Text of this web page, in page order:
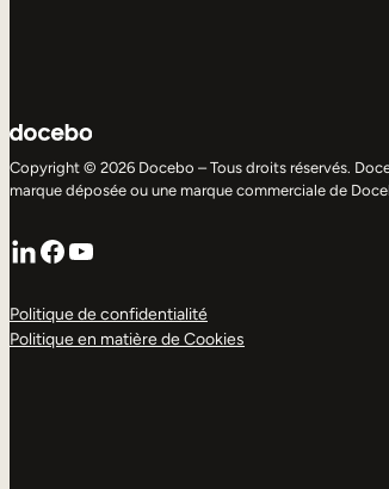
Copyright © 2026 Docebo – Tous droits réservés.
marque déposée ou une marque commerciale de
LinkedIn
Facebook
YouTube
Politique de confidentialité
Politique en matière de Cookies